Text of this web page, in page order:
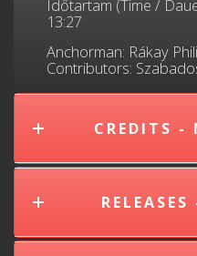
Időtartam (Time /
13:27
Anchorman: Rákay
Contributors:
CREDITS -